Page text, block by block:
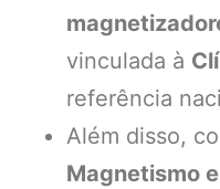
vinculada à
referência
Além disso,
Magnetismo